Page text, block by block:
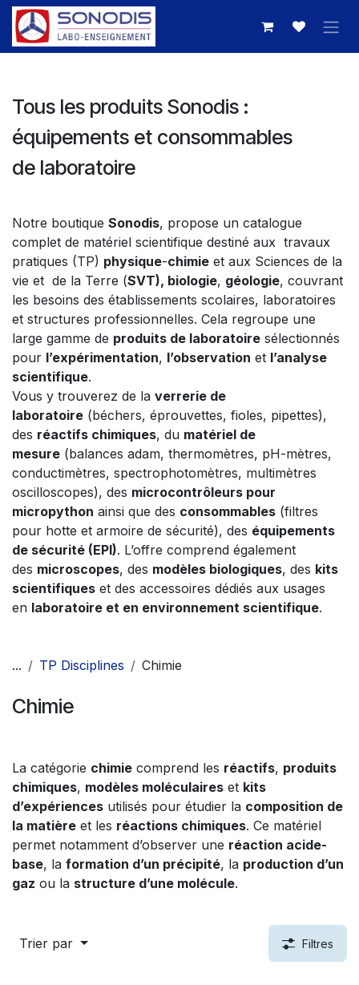
Se rendre au contenu
Tous les produits Sonodis :
équipements et consommables
de laboratoire
Notre boutique Sonodis, propose un catalogue
complet de matériel scientifique destiné aux travaux
pratiques (TP) physique-chimie et aux Sciences de la
vie et de la Terre (SVT), biologie, géologie, couvrant
les besoins des établissements scolaires, laboratoires
et structures professionnelles. Cela regroupe une
large gamme de produits de laboratoire sélectionnés
pour l’expérimentation, l’observation et l’analyse
scientifique.
Vous y trouverez de la verrerie de
laboratoire (béchers, éprouvettes, fioles, pipettes),
des réactifs chimiques, du matériel de
mesure (balances adam, thermomètres, pH-mètres,
conductimètres, spectrophotomètres, multimètres
oscilloscopes), des microcontrôleurs pour
micropython ainsi que des consommables (filtres
pour hotte et armoire de sécurité), des équipements
de sécurité (EPI). L’offre comprend également
des microscopes, des modèles biologiques, des kits
scientifiques et des accessoires dédiés aux usages
en laboratoire et en environnement scientifique.
... TP Disciplines Chimie
Chimie
La catégorie chimie comprend les réactifs, produits
chimiques, modèles moléculaires et kits
d’expériences utilisés pour étudier la composition de
la matière et les réactions chimiques. Ce matériel
permet notamment d’observer une réaction acide-
base, la formation d’un précipité, la production d’un
gaz ou la structure d’une molécule.
Trier par Filtres